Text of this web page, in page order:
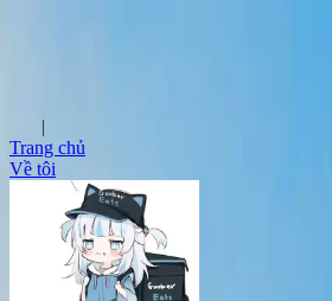
Software Engineer
Trang chủ
Về tôi